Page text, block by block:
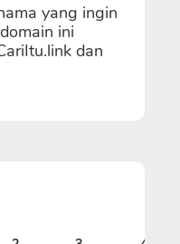
yang ingin
ini
dan